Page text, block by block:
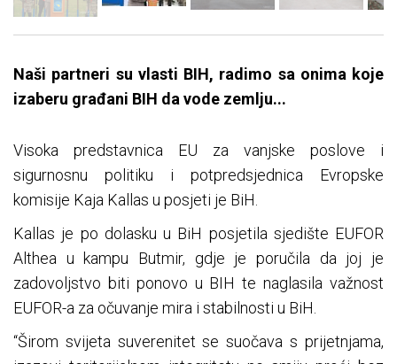
Naši partneri su vlasti BIH, radimo sa onima koje
izaberu građani BIH da vode zemlju...
Visoka predstavnica EU za vanjske poslove i
sigurnosnu politiku i potpredsjednica Evropske
komisije Kaja Kallas u posjeti je BiH.
Kallas je po dolasku u BiH posjetila sjedište EUFOR
Althea u kampu Butmir, gdje je poručila da joj je
zadovoljstvo biti ponovo u BIH te naglasila važnost
EUFOR-a za očuvanje mira i stabilnosti u BiH.
“Širom svijeta suverenitet se suočava s prijetnjama,